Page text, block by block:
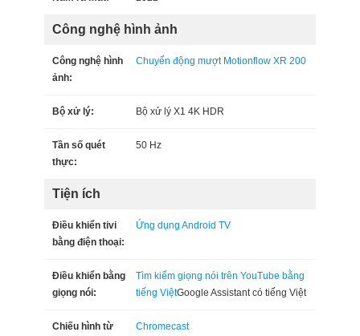
Công nghệ hình ảnh
Công nghệ hình
ảnh:
Chuyển động mượt Motionflow XR 200
Bộ xử lý: Bộ xử lý X1 4K HDR
Tần số quét
thực:
50 Hz
Tiện ích
Điều khiển tivi
bằng điện thoại:
Ứng dụng Android TV
Điều khiển bằng
giọng nói:
Tìm kiếm giọng nói trên YouTube bằng
tiếng ViệtGoogle Assistant có tiếng Việt
Chiếu hình từ
Chromecast